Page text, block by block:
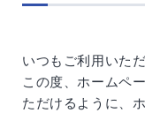
いつもご利用いた
この度、ホームペ
ただけるように、